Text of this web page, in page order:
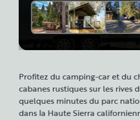
Profitez du camping-car et du
cabanes rustiques sur les rives
quelques minutes du parc
dans la Haute Sierra